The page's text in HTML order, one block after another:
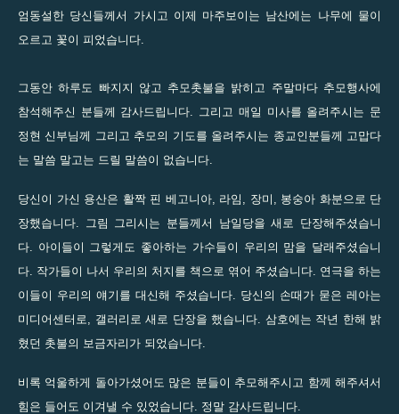
엄동설한 당신들께서 가시고 이제 마주보이는 남산에는 나무에 물이
오르고 꽃이 피었습니다.
그동안 하루도 빠지지 않고 추모촛불을 밝히고 주말마다 추모행사에
참석해주신 분들께 감사드립니다. 그리고 매일 미사를 올려주시는 문
정현 신부님께 그리고 추모의 기도를 올려주시는 종교인분들께 고맙다
는 말씀 말고는 드릴 말씀이 없습니다.
당신이 가신 용산은 활짝 핀 베고니아, 라임, 장미, 봉숭아 화분으로 단
장했습니다. 그림 그리시는 분들께서 남일당을 새로 단장해주셨습니
다. 아이들이 그렇게도 좋아하는 가수들이 우리의 맘을 달래주셨습니
다. 작가들이 나서 우리의 처지를 책으로 엮어 주셨습니다. 연극을 하는
이들이 우리의 얘기를 대신해 주셨습니다. 당신의 손때가 묻은 레아는
미디어센터로, 갤러리로 새로 단장을 했습니다. 삼호에는 작년 한해 밝
혔던 촛불의 보금자리가 되었습니다.
비록 억울하게 돌아가셨어도 많은 분들이 추모해주시고 함께 해주셔서
힘은 들어도 이겨낼 수 있었습니다. 정말 감사드립니다.